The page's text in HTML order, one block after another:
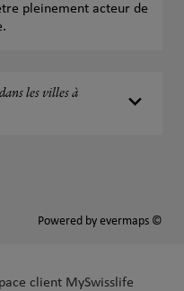
pleinement acteur de
les villes à
Powered by evermaps ©
client MySwisslife